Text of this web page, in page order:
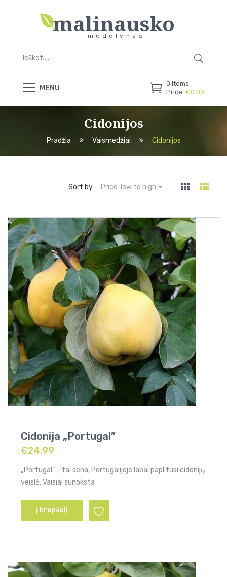
malinausko
medelynas
0 items
Price: €0.00
MENU
Cidonijos
Pradžia Vaismedžiai Cidonijos
Sort by : Price: low to high
Cidonija „Portugal”
€24.99
„Portugal” – tai sena, Portugalijoje labai paplitusi cidonijų
veislė. Vaisiai sunoksta
Į krepšelį